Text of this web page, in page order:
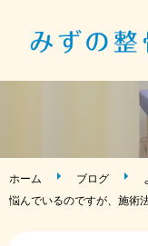
ホーム ブログ
悩んでいるのですが、施術